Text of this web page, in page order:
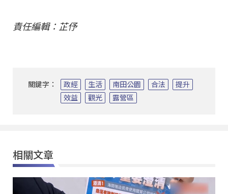
責任編輯：芷伃
關鍵字： 政經 生活 南田公園 合法
提升
效益
觀光 露營區
相關文章